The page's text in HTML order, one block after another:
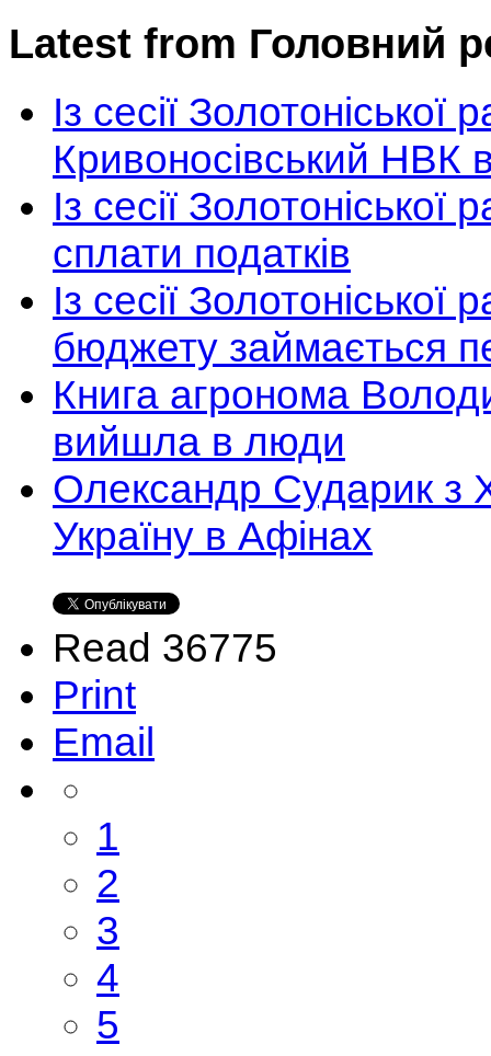
Latest from Головний
Із сесії
Кривоносівський НВК
Із сесії
сплати податків
Із сесії
бюджету займається
Книга агронома
вийшла в люди
Олександр Сударик з
Україну в Афінах
Read 36775
Print
Email
1
2
3
4
5